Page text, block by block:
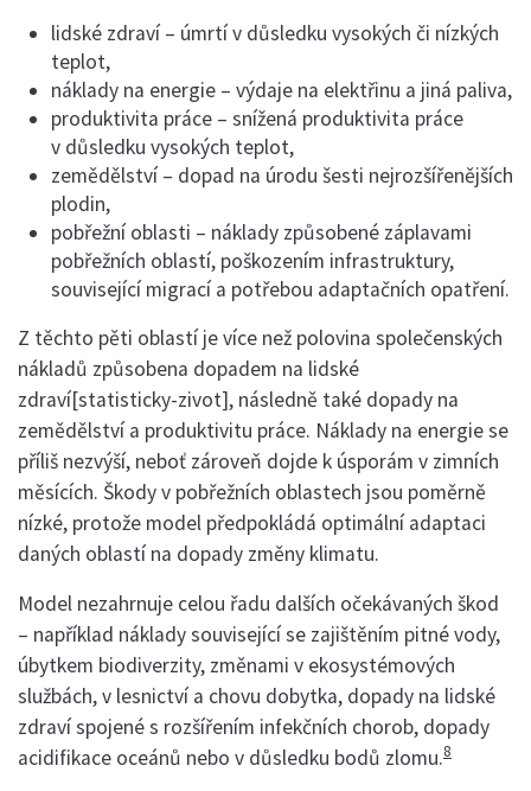
lidské zdraví – úmrtí v důsledku vysokých či nízkých
teplot,
náklady na energie – výdaje na elektřinu a jiná paliva,
produktivita práce – snížená produktivita práce
v důsledku vysokých teplot,
zemědělství – dopad na úrodu šesti nejrozšířenějších
plodin,
pobřežní oblasti – náklady způsobené záplavami
pobřežních oblastí, poškozením infrastruktury,
související migrací a potřebou adaptačních opatření.
Z těchto pěti oblastí je více než polovina společenských
nákladů způsobena dopadem na lidské
zdraví[statisticky-zivot], následně také dopady na
zemědělství a produktivitu práce. Náklady na energie se
příliš nezvýší, neboť zároveň dojde k úsporám v zimních
měsících. Škody v pobřežních oblastech jsou poměrně
nízké, protože model předpokládá optimální adaptaci
daných oblastí na dopady změny klimatu.
Model nezahrnuje celou řadu dalších očekávaných škod
– například náklady související se zajištěním pitné vody,
úbytkem biodiverzity, změnami v ekosystémových
službách, v lesnictví a chovu dobytka, dopady na lidské
zdraví spojené s rozšířením infekčních chorob, dopady
acidifikace oceánů nebo v důsledku bodů zlomu.8